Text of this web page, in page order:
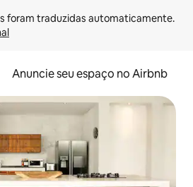
Anuncie seu espaço no Airbnb